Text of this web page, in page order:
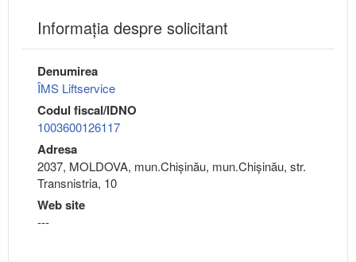
Informaţia despre solicitant
Denumirea
ÎMS Liftservice
Codul fiscal/IDNO
1003600126117
Adresa
2037, MOLDOVA, mun.Chişinău, mun.Chişinău, str.
Transnistria, 10
Web site
---